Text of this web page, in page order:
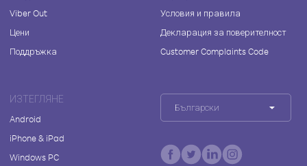
Viber Out
Цени
Поддръжка
Условия и правила
Декларация за поверителност
Customer Complaints Code
ИЗТЕГЛЯНЕ
Android
iPhone & iPad
Windows PC
Български